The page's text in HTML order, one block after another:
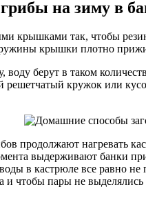
грибы на зиму в
крышками так, чтобы
крышки плотно
воду берут в таком
кружок или
продолжают нагревать
выдерживают банки
в кастрюле все равно
чтобы пары не